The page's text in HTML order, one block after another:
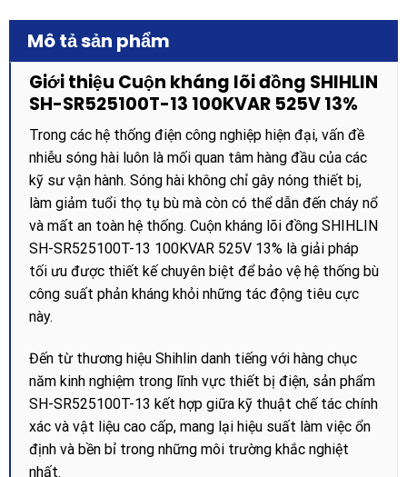
Mô tả sản phẩm
Giới thiệu Cuộn kháng lõi đồng SHIHLIN
SH-SR525100T-13 100KVAR 525V 13%
Trong các hệ thống điện công nghiệp hiện đại, vấn đề
nhiễu sóng hài luôn là mối quan tâm hàng đầu của các
kỹ sư vận hành. Sóng hài không chỉ gây nóng thiết bị,
làm giảm tuổi thọ tụ bù mà còn có thể dẫn đến cháy nổ
và mất an toàn hệ thống. Cuộn kháng lõi đồng SHIHLIN
SH-SR525100T-13 100KVAR 525V 13% là giải pháp
tối ưu được thiết kế chuyên biệt để bảo vệ hệ thống bù
công suất phản kháng khỏi những tác động tiêu cực
này.
Đến từ thương hiệu Shihlin danh tiếng với hàng chục
năm kinh nghiệm trong lĩnh vực thiết bị điện, sản phẩm
SH-SR525100T-13 kết hợp giữa kỹ thuật chế tác chính
xác và vật liệu cao cấp, mang lại hiệu suất làm việc ổn
định và bền bỉ trong những môi trường khắc nghiệt
nhất.